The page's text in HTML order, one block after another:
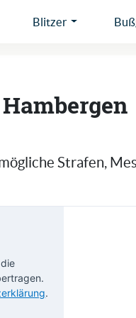
Blitzer
Strafen,
.